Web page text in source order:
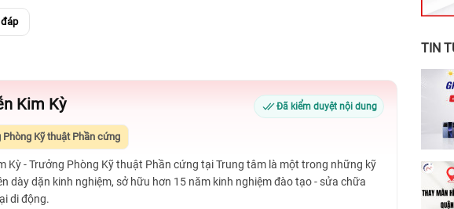
Kim Kỳ Đã kiểm duyệt nội dung
Phòng Kỹ thuật Phần cứng
Kỳ - Trưởng Phòng Kỹ thuật Phần cứng tại Trung tâm là một trong những kỹ
dày dặn kinh nghiệm, sở hữu hơn 15 năm kinh nghiệm đào tạo - sửa chữa
di động.
TIN